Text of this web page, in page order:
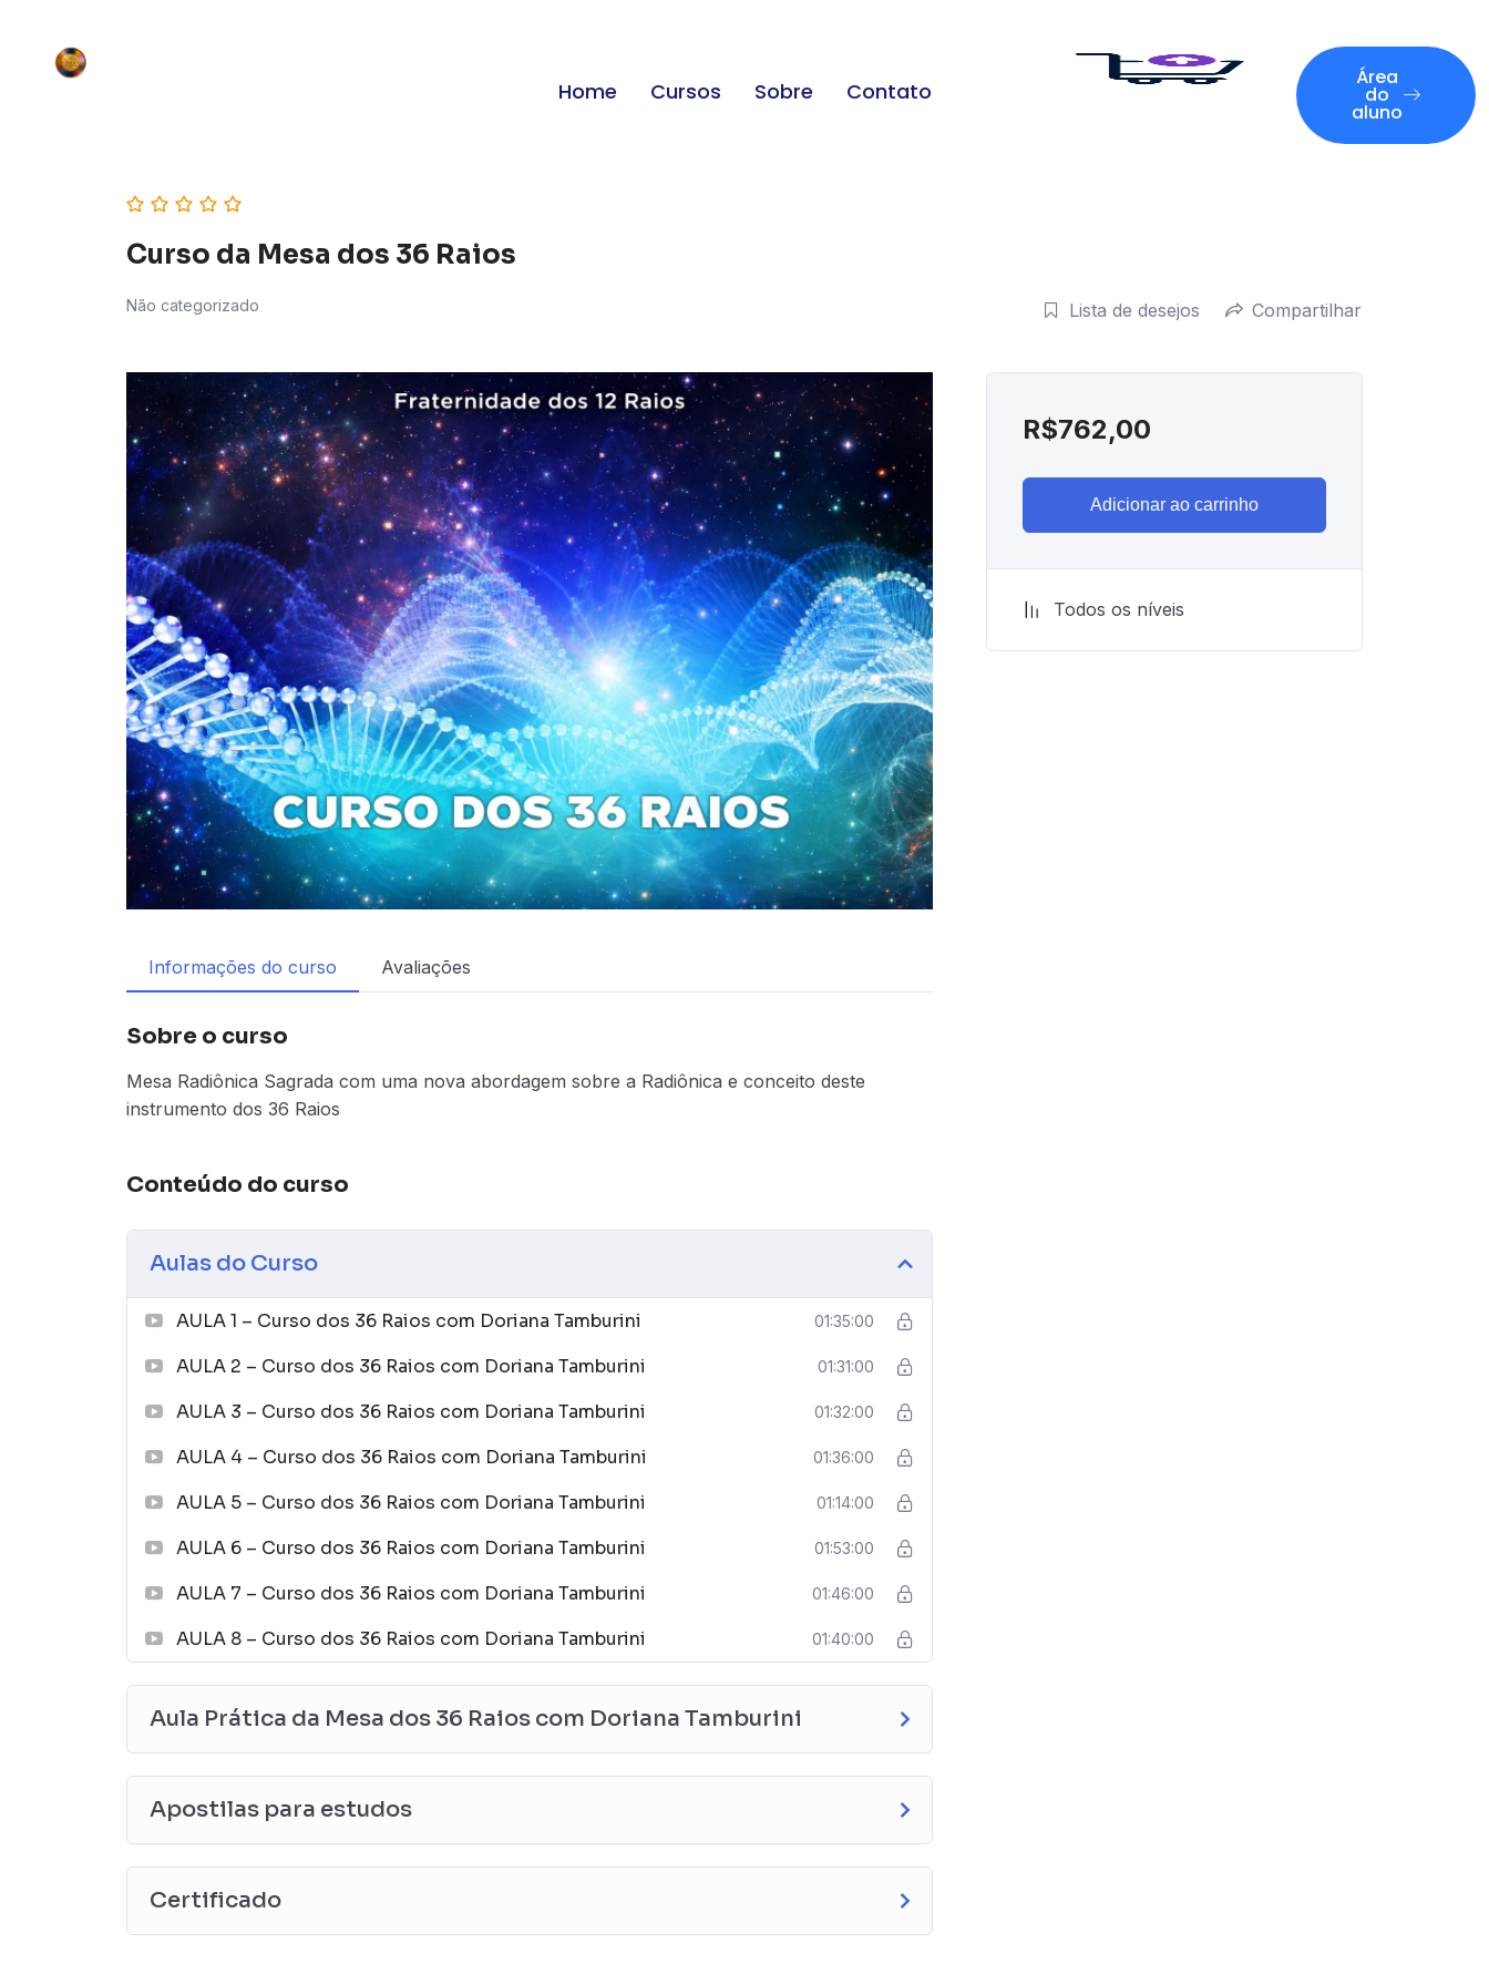
Home Cursos Sobre Contato Área
do
aluno
Curso da Mesa dos 36 Raios
Não categorizado Lista de desejos Compartilhar
Informações do curso Avaliações
Sobre o curso
Mesa Radiônica Sagrada com uma nova abordagem sobre a Radiônica e conceito deste
instrumento dos 36 Raios
Conteúdo do curso
Aulas do Curso
AULA 1 – Curso dos 36 Raios com Doriana Tamburini 01:35:00
AULA 2 – Curso dos 36 Raios com Doriana Tamburini 01:31:00
AULA 3 – Curso dos 36 Raios com Doriana Tamburini 01:32:00
AULA 4 – Curso dos 36 Raios com Doriana Tamburini 01:36:00
AULA 5 – Curso dos 36 Raios com Doriana Tamburini 01:14:00
AULA 6 – Curso dos 36 Raios com Doriana Tamburini 01:53:00
AULA 7 – Curso dos 36 Raios com Doriana Tamburini 01:46:00
AULA 8 – Curso dos 36 Raios com Doriana Tamburini 01:40:00
Aula Prática da Mesa dos 36 Raios com Doriana Tamburini
Apostilas para estudos
Certificado
R$762,00
Adicionar ao carrinho
Todos os níveis